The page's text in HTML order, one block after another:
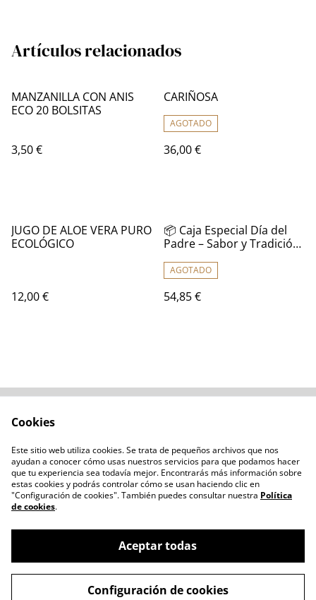
Artículos relacionados
MANZANILLA CON ANIS
ECO 20 BOLSITAS
3,50 €
CARIÑOSA
AGOTADO
36,00 €
JUGO DE ALOE VERA PURO
ECOLÓGICO
12,00 €
📦 Caja Especial Día del
Padre – Sabor y Tradición
AGOTADO
54,85 €
Política de privacidad
Administración de
cookies
©2026Chozo Blanco
Cookies
Este sitio web utiliza cookies. Se trata de pequeños archivos que nos
ayudan a conocer cómo usas nuestros servicios para que podamos hacer
que tu experiencia sea todavía mejor. Encontrarás más información sobre
estas cookies y podrás controlar cómo se usan haciendo clic en
"Configuración de cookies". También puedes consultar nuestra Política
de cookies.
Aceptar todas
Configuración de cookies